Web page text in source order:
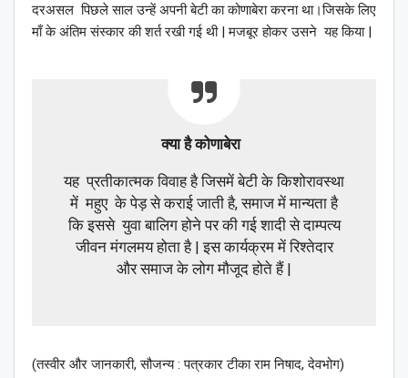
दरअसल पिछले साल उन्हें अपनी बेटी का कोणाबेरा करना था।जिसके लिए
माँ के अंतिम संस्कार की शर्त रखी गई थी | मजबूर होकर उसने यह किया |
क्या है कोणाबेरा
यह प्रतीकात्मक विवाह है जिसमें बेटी के किशोरावस्था
में महुए के पेड़ से कराई जाती है, समाज में मान्यता है
कि इससे युवा बालिग होने पर की गई शादी से दाम्पत्य
जीवन मंगलमय होता है | इस कार्यक्रम में रिश्तेदार
और समाज के लोग मौजूद होते हैं |
(तस्वीर और जानकारी, सौजन्य : पत्रकार टीका राम निषाद, देवभोग)